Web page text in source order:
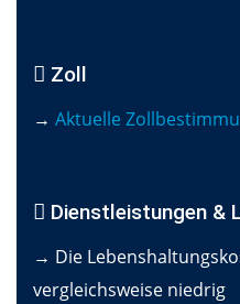
Zoll
→ Aktuelle
Dienstleistungen &
→ Die
vergleichsweise niedrig